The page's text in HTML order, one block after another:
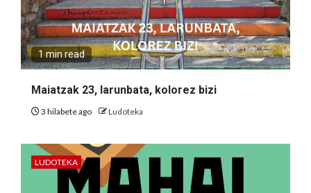
1 min read
Maiatzak 23, larunbata, kolorez bizi
3 hilabete ago Ludoteka
LUDOTEKA